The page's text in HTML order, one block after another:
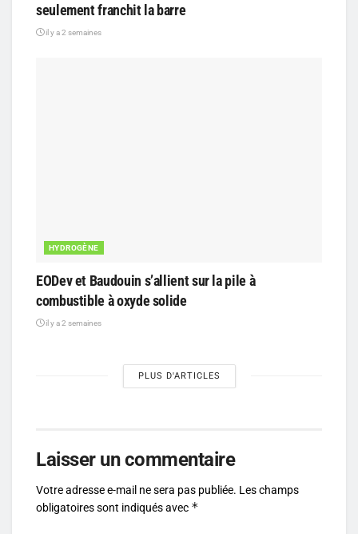
seulement franchit la barre
il y a 2 semaines
HYDROGÈNE
EODev et Baudouin s’allient sur la pile à
combustible à oxyde solide
il y a 2 semaines
PLUS D'ARTICLES
Laisser un commentaire
Votre adresse e-mail ne sera pas publiée. Les champs
obligatoires sont indiqués avec *